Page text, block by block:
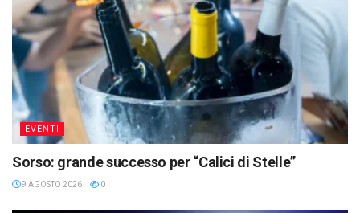
EVENTI
Sorso: grande successo per “Calici di Stelle”
9 AGOSTO 2026 0